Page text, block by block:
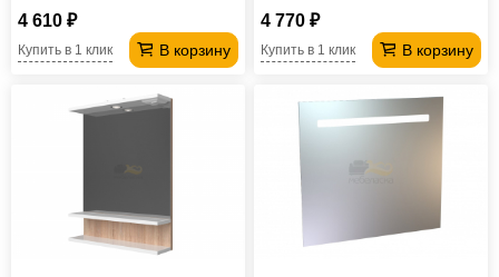
4 610 ₽
В корзину
Купить в 1 клик
4 770 ₽
В корзину
Купить в 1 клик